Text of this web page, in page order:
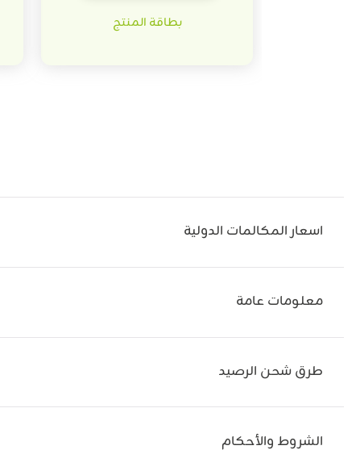
بطاقة المنتج
اسعار المكالمات الدولية
معلومات عامة
طرق شحن الرصيد
الشروط والأحكام